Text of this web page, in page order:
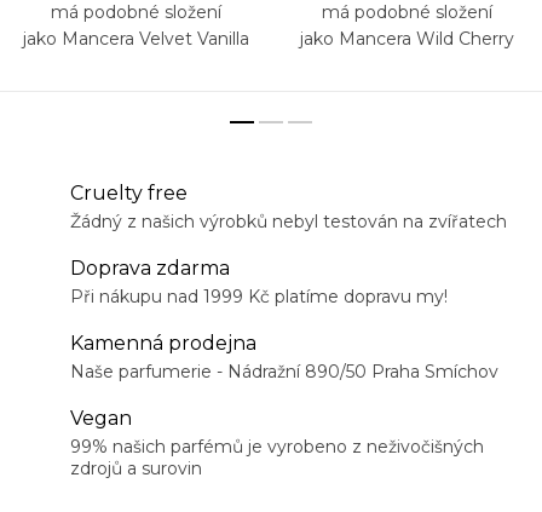
má podobné složení
jako Mancera Velvet Vanilla
má podobné složení
jako Mancera Wild Cherry
Cruelty free
Žádný z našich výrobků nebyl testován na zvířatech
Doprava zdarma
Při nákupu nad 1999 Kč platíme dopravu my!
Kamenná prodejna
Naše parfumerie - Nádražní 890/50 Praha Smíchov
Vegan
99% našich parfémů je vyrobeno z neživočišných
zdrojů a surovin